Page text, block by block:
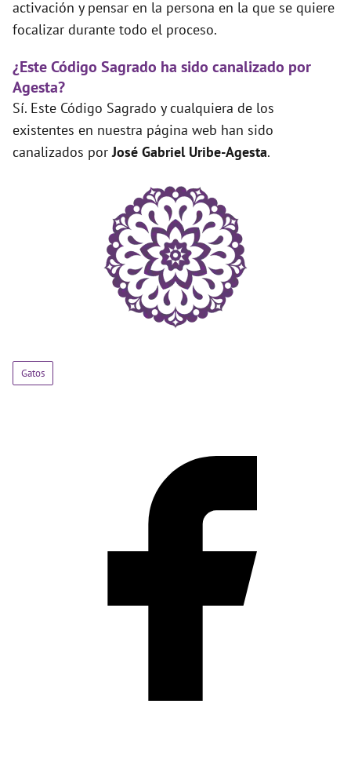
activación y pensar en la persona en la que se quiere
focalizar durante todo el proceso.
¿Este Código Sagrado ha sido canalizado por
Agesta?
Sí. Este Código Sagrado y cualquiera de los
existentes en nuestra página web han sido
canalizados porJosé Gabriel Uribe-Agesta.
Gatos